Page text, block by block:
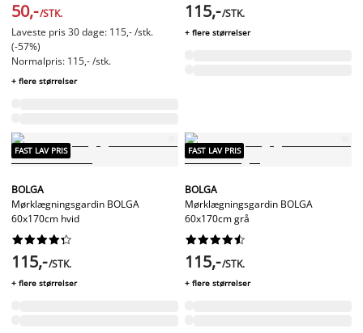
50,-/STK.
Laveste pris 30 dage: 115,- /stk.
(-57%)
Normalpris: 115,- /stk.
+ flere størrelser
115,-/STK.
+ flere størrelser
FAST LAV PRIS
BOLGA
Mørklægningsgardin BOLGA
60x170cm hvid






115,-/STK.
+ flere størrelser
FAST LAV PRIS
BOLGA
Mørklægningsgardin BOLGA
60x170cm grå






115,-/STK.
+ flere størrelser